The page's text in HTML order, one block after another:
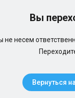
Вы
не несем
Вернуться